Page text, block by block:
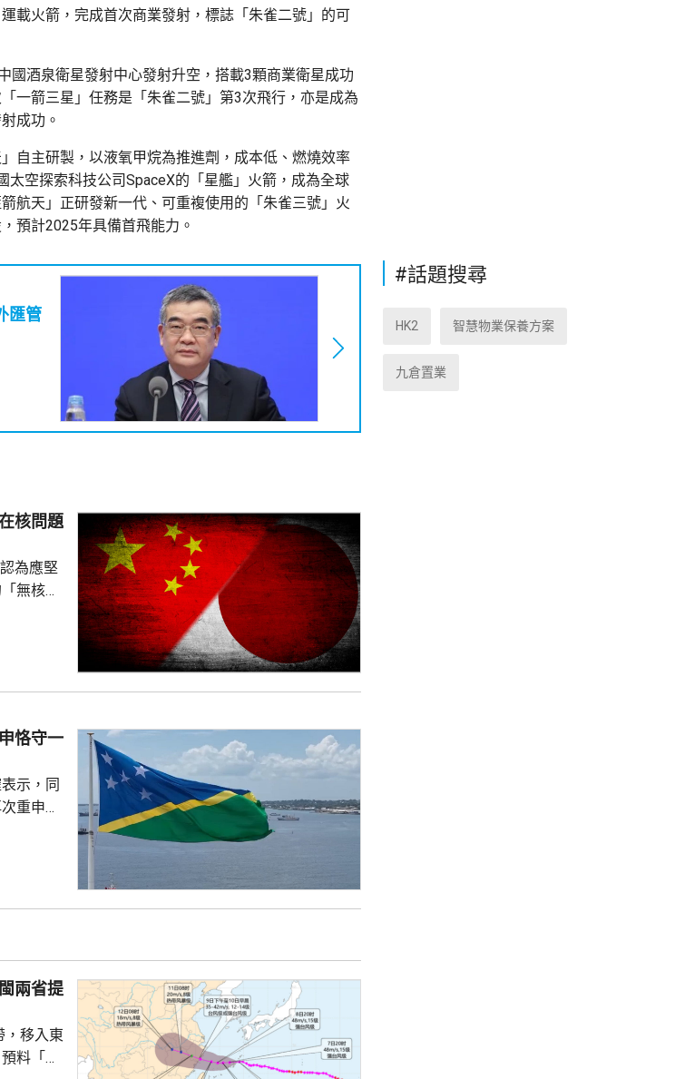
載火箭，完成首次商業發射，標誌「朱雀二號」的可
國酒泉衛星發射中心發射升空，搭載3顆商業衛星成功
一箭三星」任務是「朱雀二號」第3次飛行，亦是成為
成功。
自主研製，以液氧甲烷為推進劑，成本低、燃燒效率
太空探索科技公司SpaceX的「星艦」火箭，成為全球
航天」正研發新一代、可重複使用的「朱雀三號」火
預計2025年具備首飛能力。
匯管
核問題
為應堅
無核三
本主流
翼勢力
多日本
恪守一
示，同
重申所
部分，
互尊
動兩
兩省提
，移入東
料「白
#話題搜尋
HK2 智慧物業保養方案
九倉置業